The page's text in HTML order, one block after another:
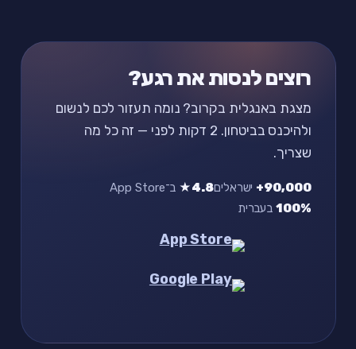
רוצים לנסות את רגע?
מצגת באנגלית בקרוב? נומה תעזור לכם לנשום
ולהיכנס בביטחון. 2 דקות לפני — זה כל מה
שצריך.
90,000+ ישראלים4.8★
ב־App Store
100%בעברית